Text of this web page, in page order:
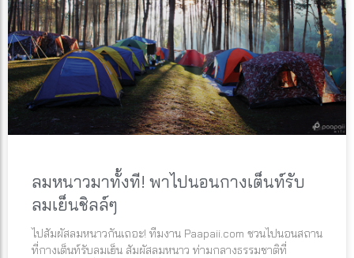
ลมหนาวมาทั้งที! พาไปนอนกางเต็นท์รับ
ลมเย็นชิลล์ๆ
ไปสัมผัสลมหนาวกันเถอะ! ทีมงาน Paapaii.com ชวนไปนอนสถาน
ที่กางเต็นท์รับลมเย็น สัมผัสลมหนาว ท่ามกลางธรรมชาติที่